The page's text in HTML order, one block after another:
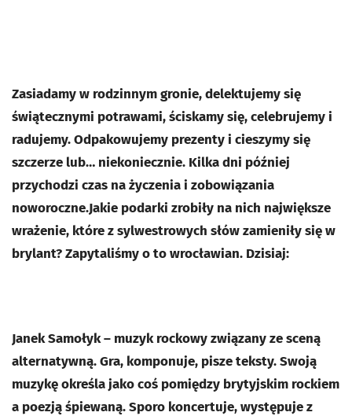
Zasiadamy w rodzinnym gronie, delektujemy się
świątecznymi potrawami, ściskamy się, celebrujemy i
radujemy. Odpakowujemy prezenty i cieszymy się
szczerze lub… niekoniecznie. Kilka dni później
przychodzi czas na życzenia i zobowiązania
noworoczne.Jakie podarki zrobiły na nich największe
wrażenie, które z sylwestrowych słów zamieniły się w
brylant? Zapytaliśmy o to wrocławian. Dzisiaj:
Janek Samołyk – muzyk rockowy związany ze sceną
alternatywną. Gra, komponuje, pisze teksty. Swoją
muzykę określa jako coś pomiędzy brytyjskim rockiem
a poezją śpiewaną. Sporo koncertuje, występuje z